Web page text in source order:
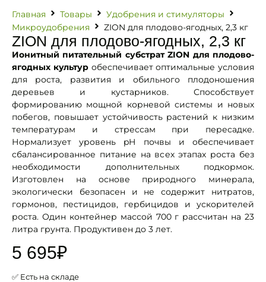
Главная Товары
Удобрения и стимуляторы
Микроудобрения
ZION для плодово-ягодных, 2,3 кг
ZION для плодово-ягодных, 2,3 кг
Ионитный питательный субстрат ZION для плодово-
ягодных культуробеспечивает оптимальные условия
для роста, развития и обильного плодоношения
деревьев и кустарников. Способствует
формированию мощной корневой системы и новых
побегов, повышает устойчивость растений к низким
температурам и стрессам при пересадке.
Нормализует уровень pH почвы и обеспечивает
сбалансированное питание на всех этапах роста без
необходимости дополнительных подкормок.
Изготовлен на основе природного минерала,
экологически безопасен и не содержит нитратов,
гормонов, пестицидов, гербицидов и ускорителей
роста. Один контейнер массой 700 г рассчитан на 23
литра грунта. Продуктивен до 3 лет.
5 695₽
✅ Есть на складе